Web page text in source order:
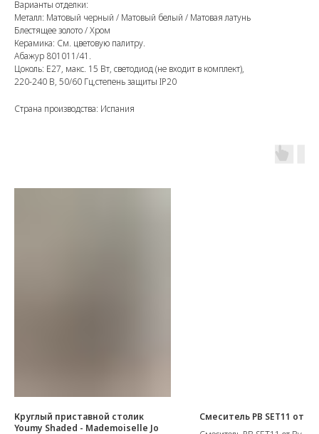
Варианты отделки:
Металл: Матовый черный / Матовый белый / Матовая латунь
Блестящее золото / Хром
Керамика: См. цветовую палитру.
Абажур 801011/41.
Цоколь: E27, макс. 15 Вт, светодиод (не входит в комплект),
220-240 В, 50/60 Гц,степень защиты IP20
Страна производства: Испания
Круглый приставной столик
Youmy Shaded - Mademoiselle Jo
Смеситель PB SET11 от